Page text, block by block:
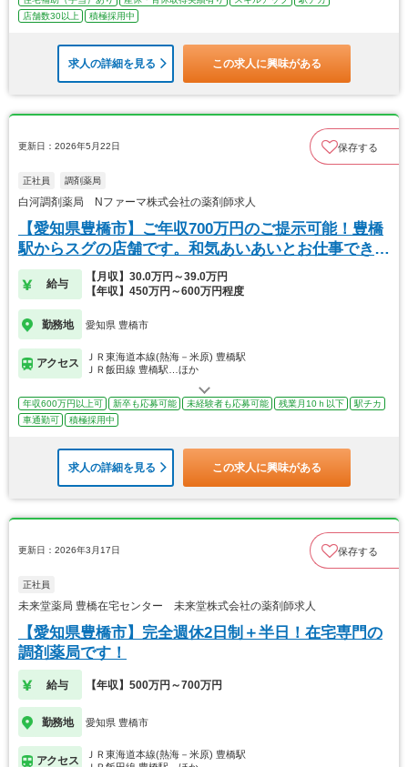
店舗数30以上
積極採用中
求人の詳細を見る この求人に興味がある
更新日：2026年5月22日 保存する
正社員 調剤薬局
白河調剤薬局 Nファーマ株式会社の薬剤師求人
【愛知県豊橋市】ご年収700万円のご提示可能！豊橋
駅からスグの店舗です。和気あいあいとお仕事できま
す
給与
【月収】30.0万円～39.0万円
【年収】450万円～600万円程度
勤務地 愛知県 豊橋市
アクセス
ＪＲ東海道本線(熱海－米原) 豊橋駅
ＪＲ飯田線 豊橋駅…ほか
年収600万円以上可 新卒も応募可能 未経験者も応募可能 残業月10ｈ以下
駅チカ
車通勤可
積極採用中
求人の詳細を見る この求人に興味がある
更新日：2026年3月17日 保存する
正社員
未来堂薬局 豊橋在宅センター 未来堂株式会社の薬剤師求人
【愛知県豊橋市】完全週休2日制＋半日！在宅専門の
調剤薬局です！
給与 【年収】500万円～700万円
勤務地 愛知県 豊橋市
アクセス
ＪＲ東海道本線(熱海－米原) 豊橋駅